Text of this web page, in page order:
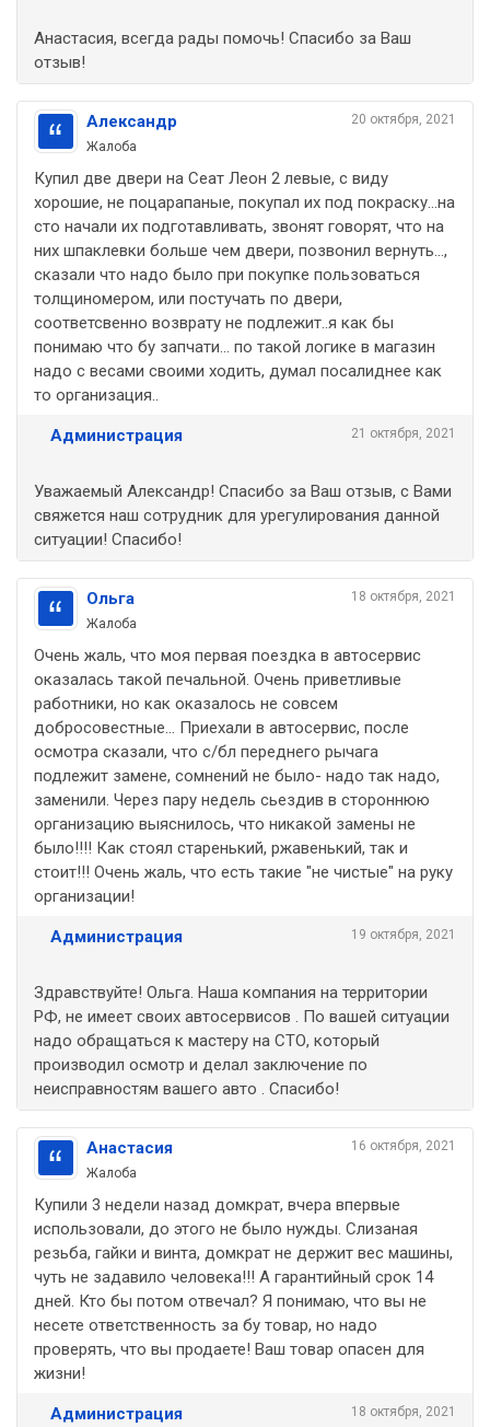
Анастасия, всегда рады помочь! Спасибо за Ваш
отзыв!
20 октября, 2021
Александр
Жалоба
Купил две двери на Сеат Леон 2 левые, с виду
хорошие, не поцарапаные, покупал их под покраску...на
сто начали их подготавливать, звонят говорят, что на
них шпаклевки больше чем двери, позвонил вернуть...,
сказали что надо было при покупке пользоваться
толщиномером, или постучать по двери,
соответсвенно возврату не подлежит..я как бы
понимаю что бу запчати... по такой логике в магазин
надо с весами своими ходить, думал посалиднее как
то организация..
21 октября, 2021
Администрация
Уважаемый Александр! Спасибо за Ваш отзыв, с Вами
свяжется наш сотрудник для урегулирования данной
ситуации! Спасибо!
18 октября, 2021
Ольга
Жалоба
Очень жаль, что моя первая поездка в автосервис
оказалась такой печальной. Очень приветливые
работники, но как оказалось не совсем
добросовестные... Приехали в автосервис, после
осмотра сказали, что с/бл переднего рычага
подлежит замене, сомнений не было- надо так надо,
заменили. Через пару недель сьездив в стороннюю
организацию выяснилось, что никакой замены не
было!!!! Как стоял старенький, ржавенький, так и
стоит!!! Очень жаль, что есть такие "не чистые" на руку
организации!
19 октября, 2021
Администрация
Здравствуйте! Ольга. Наша компания на территории
РФ, не имеет своих автосервисов . По вашей ситуации
надо обращаться к мастеру на СТО, который
производил осмотр и делал заключение по
неисправностям вашего авто . Спасибо!
16 октября, 2021
Анастасия
Жалоба
Купили 3 недели назад домкрат, вчера впервые
использовали, до этого не было нужды. Слизаная
резьба, гайки и винта, домкрат не держит вес машины,
чуть не задавило человека!!! А гарантийный срок 14
дней. Кто бы потом отвечал? Я понимаю, что вы не
несете ответственность за бу товар, но надо
проверять, что вы продаете! Ваш товар опасен для
жизни!
18 октября, 2021
Администрация